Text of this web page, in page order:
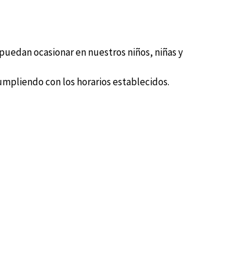
ocasionar en nuestros niños, niñas y
con los horarios establecidos.